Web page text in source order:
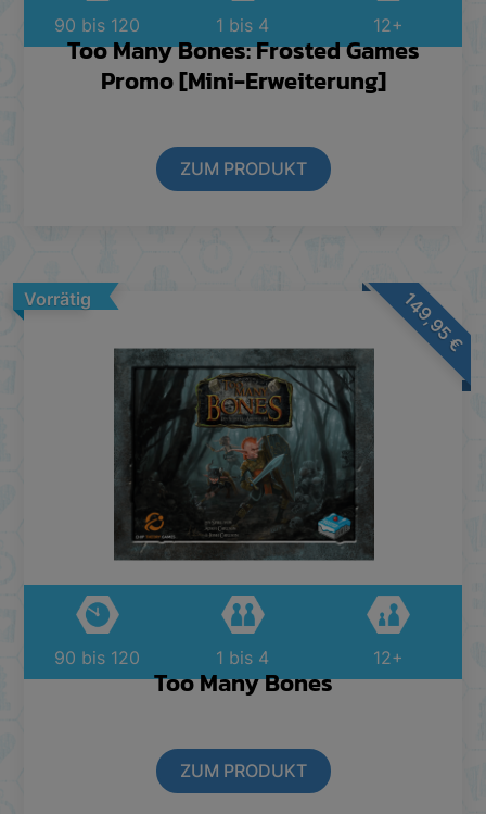
Too Many Bones: Frosted Games
Promo [Mini-Erweiterung]
ZUM PRODUKT
90 bis 120 1 bis 4 12+
Too Many Bones
ZUM PRODUKT
90 bis 120 1 bis 4 12+
149,95
€
Vorrätig